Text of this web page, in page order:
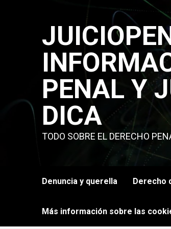
PENAL Y
DICA
TODO SOBRE EL DERECHO
Denuncia y querella Derecho
Más información sobre las